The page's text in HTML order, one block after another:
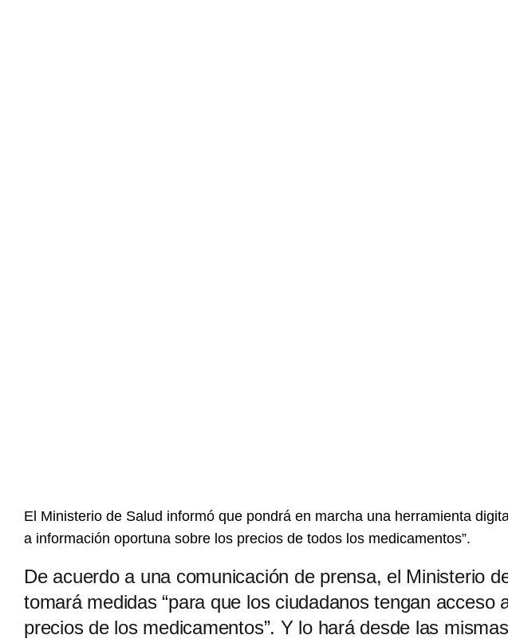
El Ministerio de Salud informó que pondrá en marcha una herramienta
a información oportuna sobre los precios de todos los medicamentos”.
De acuerdo a una comunicación de prensa, el Ministerio
tomará medidas “para que los ciudadanos tengan acceso
precios de los medicamentos”. Y lo hará desde las